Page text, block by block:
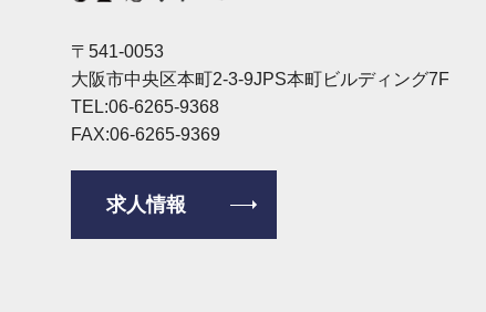
〒541-0053
大阪市中央区本町2-3-9JPS本町ビルディング7F
TEL:06-6265-9368
FAX:06-6265-9369
求人情報